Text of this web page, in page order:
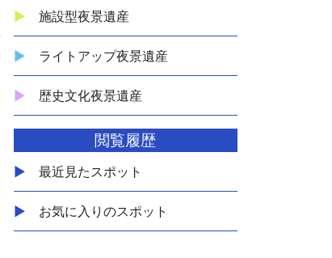
施設型夜景遺産
ライトアップ夜景遺産
歴史文化夜景遺産
閲覧履歴
最近見たスポット
お気に入りのスポット